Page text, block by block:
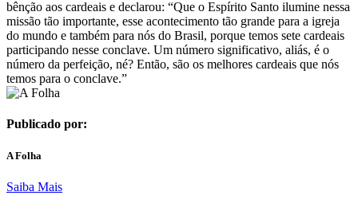
bênção aos cardeais e declarou: “Que o Espírito Santo ilumine nessa
missão tão importante, esse acontecimento tão grande para a igreja
do mundo e também para nós do Brasil, porque temos sete cardeais
participando nesse conclave. Um número significativo, aliás, é o
número da perfeição, né? Então, são os melhores cardeais que nós
temos para o conclave.”
Publicado por:
A Folha
Saiba Mais